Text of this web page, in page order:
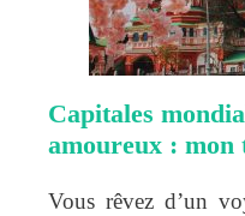
Capitales
amoureux : mon
Vous rêvez d’un